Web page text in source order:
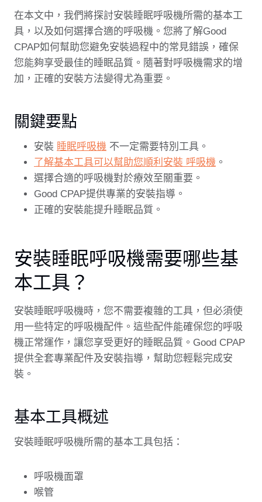
在本文中，我們將探討安裝睡眠呼吸機所需的基本工
具，以及如何選擇合適的呼吸機。您將了解Good
CPAP如何幫助您避免安裝過程中的常見錯誤，確保
您能夠享受最佳的睡眠品質。隨著對呼吸機需求的增
加，正確的安裝方法變得尤為重要。
關鍵要點
安裝 睡眠呼吸機 不一定需要特別工具。
了解基本工具可以幫助您順利安裝 呼吸機 。
選擇合適的呼吸機對於療效至關重要。
Good CPAP提供專業的安裝指導。
正確的安裝能提升睡眠品質。
安裝睡眠呼吸機需要哪些基
本工具？
安裝睡眠呼吸機時，您不需要複雜的工具，但必須使
用一些特定的呼吸機配件。這些配件能確保您的呼吸
機正常運作，讓您享受更好的睡眠品質。Good CPAP
提供全套專業配件及安裝指導，幫助您輕鬆完成安
裝。
基本工具概述
安裝睡眠呼吸機所需的基本工具包括：
呼吸機面罩
喉管